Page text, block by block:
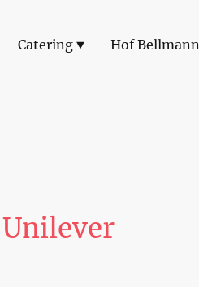
Catering Hof Bellmann